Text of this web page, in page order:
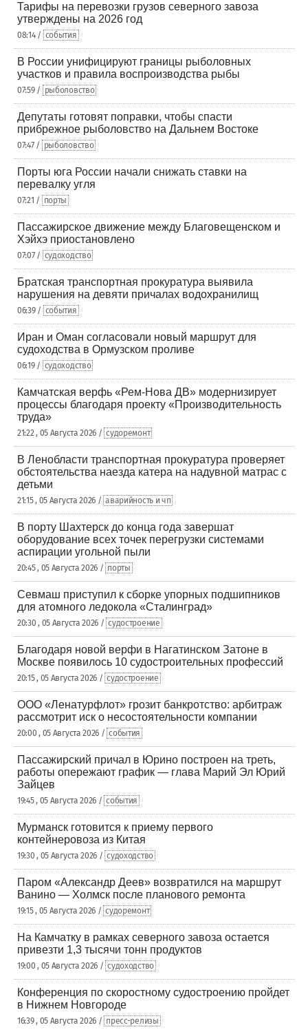
Тарифы на перевозки грузов северного завоза
утверждены на 2026 год
08:14 / события
В России унифицируют границы рыболовных
участков и правила воспроизводства рыбы
07:59 / рыболовство
Депутаты готовят поправки, чтобы спасти
прибрежное рыболовство на Дальнем Востоке
07:47 / рыболовство
Порты юга России начали снижать ставки на
перевалку угля
07:21 / порты
Пассажирское движение между Благовещенском и
Хэйхэ приостановлено
07:07 / судоходство
Братская транспортная прокуратура выявила
нарушения на девяти причалах водохранилищ
06:39 / события
Иран и Оман согласовали новый маршрут для
судоходства в Ормузском проливе
06:19 / судоходство
Камчатская верфь «Рем-Нова ДВ» модернизирует
процессы благодаря проекту «Производительность
труда»
21:22 , 05 Августа 2026 / судоремонт
В Ленобласти транспортная прокуратура проверяет
обстоятельства наезда катера на надувной матрас с
детьми
21:15 , 05 Августа 2026 / аварийность и чп
В порту Шахтерск до конца года завершат
оборудование всех точек перегрузки системами
аспирации угольной пыли
20:45 , 05 Августа 2026 / порты
Севмаш приступил к сборке упорных подшипников
для атомного ледокола «Сталинград»
20:30 , 05 Августа 2026 / судостроение
Благодаря новой верфи в Нагатинском Затоне в
Москве появилось 10 судостроительных профессий
20:15 , 05 Августа 2026 / судостроение
ООО «Ленатурфлот» грозит банкротство: арбитраж
рассмотрит иск о несостоятельности компании
20:00 , 05 Августа 2026 / события
Пассажирский причал в Юрино построен на треть,
работы опережают график — глава Марий Эл Юрий
Зайцев
19:45 , 05 Августа 2026 / события
Мурманск готовится к приему первого
контейнеровоза из Китая
19:30 , 05 Августа 2026 / судоходство
Паром «Александр Деев» возвратился на маршрут
Ванино — Холмск после планового ремонта
19:15 , 05 Августа 2026 / судоремонт
На Камчатку в рамках северного завоза остается
привезти 1,3 тысячи тонн продуктов
19:00 , 05 Августа 2026 / судоходство
Конференция по скоростному судостроению пройдет
в Нижнем Новгороде
16:39 , 05 Августа 2026 / пресс-релизы